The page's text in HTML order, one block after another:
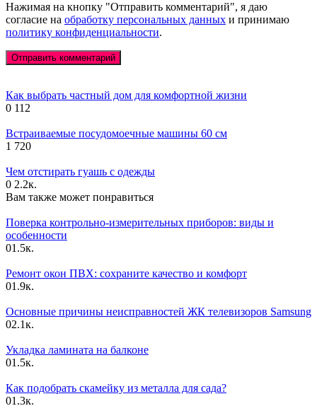
Нажимая на кнопку "Отправить комментарий", я даю
согласие на обработку персональных данных и принимаю
политику конфиденциальности.
Как выбрать частный дом для комфортной жизни
0 112
Встраиваемые посудомоечные машины 60 см
1 720
Чем отстирать гуашь с одежды
0 2.2к.
Вам также может понравиться
Поверка контрольно-измерительных приборов: виды и
особенности
01.5к.
Ремонт окон ПВХ: сохраните качество и комфорт
01.9к.
Основные причины неисправностей ЖК телевизоров Samsung
02.1к.
Укладка ламината на балконе
01.5к.
Как подобрать скамейку из металла для сада?
01.3к.